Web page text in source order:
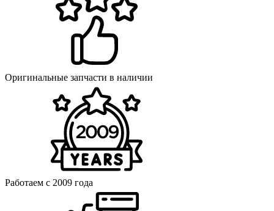
Оригинальные запчасти в наличии
Работаем с 2009 года